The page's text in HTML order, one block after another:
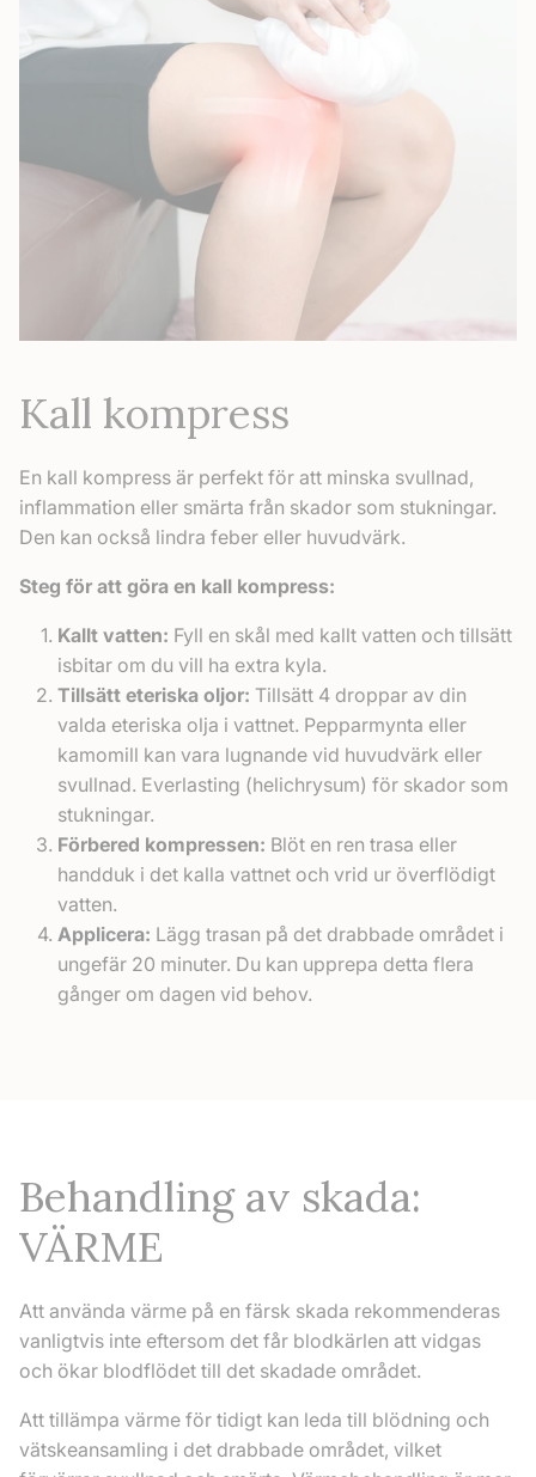
Kall kompress
En kall kompress är perfekt för att minska svullnad,
inflammation eller smärta från skador som stukningar.
Den kan också lindra feber eller huvudvärk.
Steg för att göra en kall kompress:
Kallt vatten: Fyll en skål med kallt vatten och tillsätt
isbitar om du vill ha extra kyla.
Tillsätt eteriska oljor: Tillsätt 4 droppar av din
valda eteriska olja i vattnet. Pepparmynta eller
kamomill kan vara lugnande vid huvudvärk eller
svullnad. Everlasting (helichrysum) för skador som
stukningar.
Förbered kompressen: Blöt en ren trasa eller
handduk i det kalla vattnet och vrid ur överflödigt
vatten.
Applicera: Lägg trasan på det drabbade området i
ungefär 20 minuter. Du kan upprepa detta flera
gånger om dagen vid behov.
Behandling av skada:
VÄRME
Att använda värme på en färsk skada rekommenderas
vanligtvis inte eftersom det får blodkärlen att vidgas
och ökar blodflödet till det skadade området.
Att tillämpa värme för tidigt kan leda till blödning och
vätskeansamling i det drabbade området, vilket